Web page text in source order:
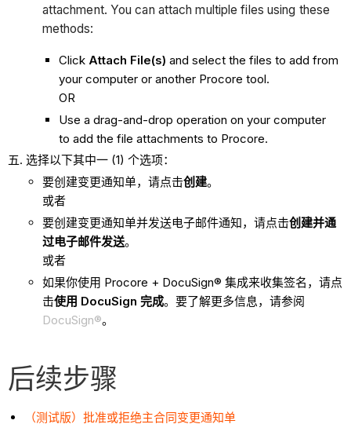
attachment. You can attach multiple files using these
methods:
Click Attach File(s) and select the files to add from
your computer or another Procore tool.
OR
Use a drag-and-drop operation on your computer
to add the file attachments to Procore.
选择以下其中一 (1) 个选项：
要创建变更通知单，请点击创建。
或者
要创建变更通知单并发送电子邮件通知，请点击创建并通
过电子邮件发送。
或者
如果你使用 Procore + DocuSign® 集成来收集签名，请点
击使用 DocuSign 完成。要了解更多信息，请参阅
DocuSign®。
后续步骤
（测试版）批准或拒绝主合同变更通知单